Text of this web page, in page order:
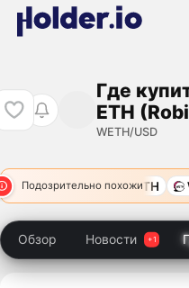
Где
ETH
WETH/USD
Подозрительно похожи
WETH WETH
Обзор Новости